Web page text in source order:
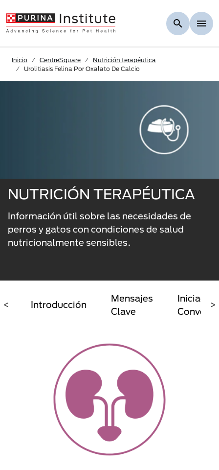
Inicio CentreSquare
Nutrición terapéutica
Urolitiasis Felina Por Oxalato De Calcio
NUTRICIÓN TERAPÉUTICA
Información útil sobre las necesidades de
perros y gatos con condiciones de salud
nutricionalmente sensibles.
< >
Introducción
Mensajes
Clave
Iniciador